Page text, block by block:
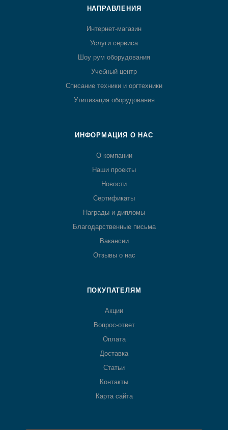
НАПРАВЛЕНИЯ
Интернет-магазин
Услуги сервиса
Шоу рум оборудования
Учебный центр
Списание техники и оргтехники
Утилизация оборудования
ИНФОРМАЦИЯ О НАС
О компании
Наши проекты
Новости
Сертификаты
Награды и дипломы
Благодарственные письма
Вакансии
Отзывы о нас
ПОКУПАТЕЛЯМ
Акции
Вопрос-ответ
Оплата
Доставка
Статьи
Контакты
Карта сайта